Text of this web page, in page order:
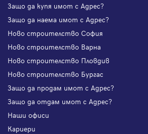
Защо да купя имот с Адрес?
Защо да наема имот с Адрес?
Ново строителство София
Ново строителство Варна
Ново строителство Пловдив
Ново строителство Бургас
Защо да продам имот с Адрес?
Защо да отдам имот с Адрес?
Наши офиси
Кариери